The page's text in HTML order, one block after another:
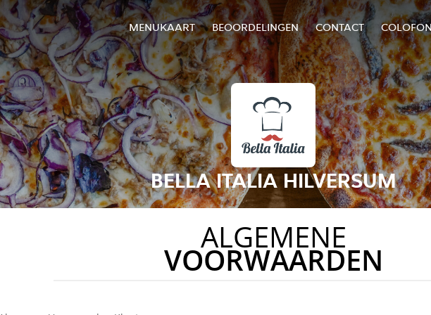
MENUKAART BEOORDELINGEN CONTACT
BELLA ITALIA HILVERSUM
ALGEMENE
VOORWAARDEN